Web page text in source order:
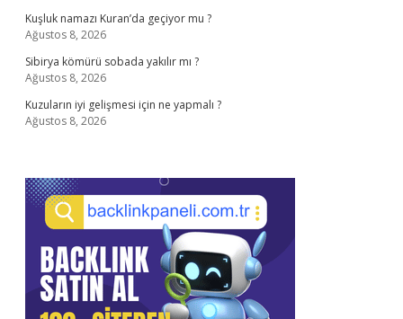
Kuşluk namazı Kuran’da geçiyor mu ?
Ağustos 8, 2026
Sibirya kömürü sobada yakılır mı ?
Ağustos 8, 2026
Kuzuların iyi gelişmesi için ne yapmalı ?
Ağustos 8, 2026